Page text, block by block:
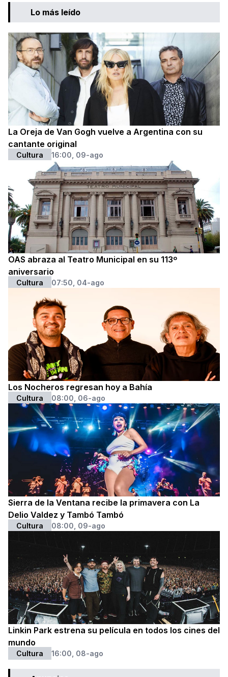
Lo más leído
La Oreja de Van Gogh vuelve a Argentina con su
cantante original
Cultura 16:00, 09-ago
OAS abraza al Teatro Municipal en su 113º
aniversario
Cultura 07:50, 04-ago
Los Nocheros regresan hoy a Bahía
Cultura 08:00, 06-ago
Sierra de la Ventana recibe la primavera con La
Delio Valdez y Tambó Tambó
Cultura 08:00, 09-ago
Linkin Park estrena su película en todos los cines del
mundo
Cultura 16:00, 08-ago